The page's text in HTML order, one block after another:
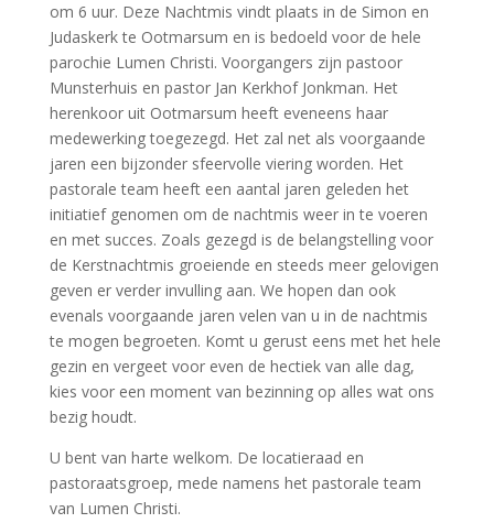
om 6 uur. Deze Nachtmis vindt plaats in de Simon en
Judaskerk te Ootmarsum en is bedoeld voor de hele
parochie Lumen Christi. Voorgangers zijn pastoor
Munsterhuis en pastor Jan Kerkhof Jonkman. Het
herenkoor uit Ootmarsum heeft eveneens haar
medewerking toegezegd. Het zal net als voorgaande
jaren een bijzonder sfeervolle viering worden. Het
pastorale team heeft een aantal jaren geleden het
initiatief genomen om de nachtmis weer in te voeren
en met succes. Zoals gezegd is de belangstelling voor
de Kerstnachtmis groeiende en steeds meer gelovigen
geven er verder invulling aan. We hopen dan ook
evenals voorgaande jaren velen van u in de nachtmis
te mogen begroeten. Komt u gerust eens met het hele
gezin en vergeet voor even de hectiek van alle dag,
kies voor een moment van bezinning op alles wat ons
bezig houdt.
U bent van harte welkom. De locatieraad en
pastoraatsgroep, mede namens het pastorale team
van Lumen Christi.